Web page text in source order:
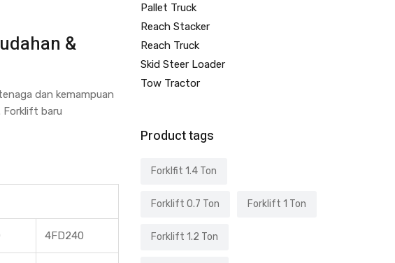
&
dan kemampuan
Forklift baru
4FD240
Pallet Truck
Reach Stacker
Reach Truck
Skid Steer Loader
Tow Tractor
Product tags
Forklfit 1.4 Ton
Forklift 0.7 Ton Forklift 1 Ton
Forklift 1.2 Ton